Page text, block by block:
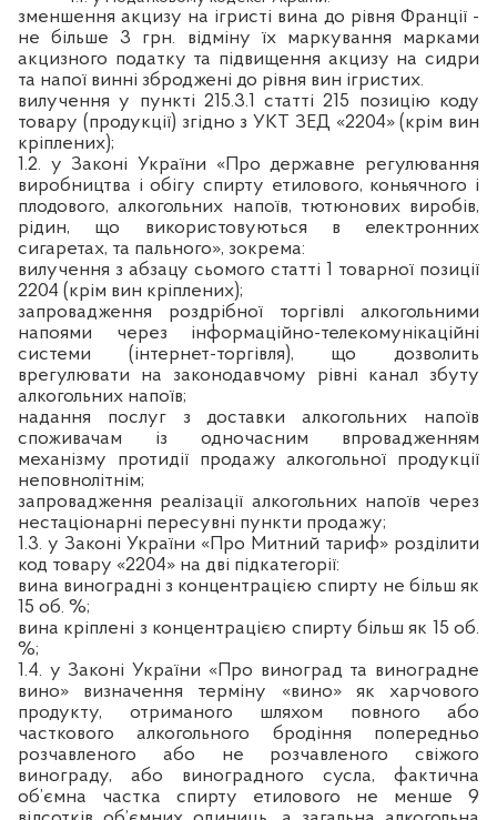
зменшення акцизу на ігристі вина до рівня Франції -
не більше 3 грн. відміну їх маркування марками
акцизного податку та підвищення акцизу на сидри
та напої винні зброджені до рівня вин ігристих.
вилучення у пункті 215.3.1 статті 215 позицію коду
товару (продукції) згідно з УКТ ЗЕД «2204» (крім вин
кріплених);
1.2. у Законі України «Про державне регулювання
виробництва і обігу спирту етилового, коньячного і
плодового, алкогольних напоїв, тютюнових виробів,
рідин, що використовуються в електронних
сигаретах, та пального», зокрема:
вилучення з абзацу сьомого статті 1 товарної позиції
2204 (крім вин кріплених);
запровадження роздрібної торгівлі алкогольними
напоями через інформаційно-телекомунікаційні
системи (інтернет-торгівля), що дозволить
врегулювати на законодавчому рівні канал збуту
алкогольних напоїв;
надання послуг з доставки алкогольних напоїв
споживачам із одночасним впровадженням
механізму протидії продажу алкогольної продукції
неповнолітнім;
запровадження реалізації алкогольних напоїв через
нестаціонарні пересувні пункти продажу;
1.3. у Законі України «Про Митний тариф» розділити
код товару «2204» на дві підкатегорії:
вина виноградні з концентрацiєю спирту не бiльш як
15 об. %;
вина кріплені з концентрацiєю спирту бiльш як 15 об.
%;
1.4. у Законі України «Про виноград та виноградне
вино» визначення терміну «вино» як харчового
продукту, отриманого шляхом повного або
часткового алкогольного бродіння попередньо
розчавленого або не розчавленого свіжого
винограду, або виноградного сусла, фактична
об’ємна частка спирту етилового не менше 9